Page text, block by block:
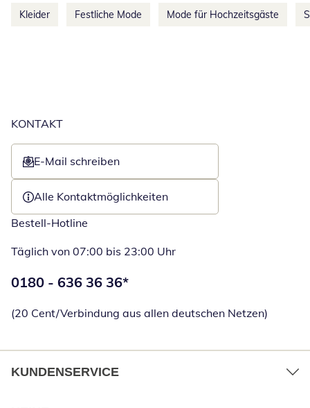
Kleider Festliche Mode Mode für Hochzeitsgäste
KONTAKT
E-Mail schreiben
Öffnet E-Mail-Client
Alle Kontaktmöglichkeiten
Bestell-Hotline
Täglich von 07:00 bis 23:00 Uhr
Telefonnummer:
0180 - 636 36 36*
(20 Cent/Verbindung aus allen deutschen Netzen)
KUNDENSERVICE